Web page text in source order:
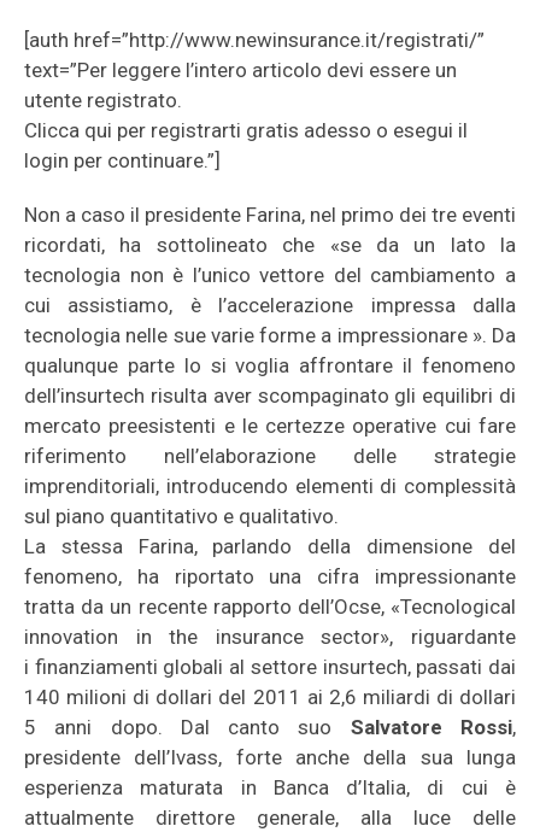
[auth href=”http://www.newinsurance.it/registrati/”
text=”Per leggere l’intero articolo devi essere un
utente registrato.
Clicca qui per registrarti gratis adesso o esegui il
login per continuare.”]
Non a caso il presidente Farina, nel primo dei tre eventi
ricordati, ha sottolineato che «se da un lato la
tecnologia non è l’unico vettore del cambiamento a
cui assistiamo, è l’accelerazione impressa dalla
tecnologia nelle sue varie forme a impressionare ». Da
qualunque parte lo si voglia affrontare il fenomeno
dell’insurtech risulta aver scompaginato gli equilibri di
mercato preesistenti e le certezze operative cui fare
riferimento nell’elaborazione delle strategie
imprenditoriali, introducendo elementi di complessità
sul piano quantitativo e qualitativo.
La stessa Farina, parlando della dimensione del
fenomeno, ha riportato una cifra impressionante
tratta da un recente rapporto dell’Ocse, «Tecnological
innovation in the insurance sector», riguardante
i finanziamenti globali al settore insurtech, passati dai
140 milioni di dollari del 2011 ai 2,6 miliardi di dollari
5 anni dopo. Dal canto suo Salvatore Rossi,
presidente dell’Ivass, forte anche della sua lunga
esperienza maturata in Banca d’Italia, di cui è
attualmente direttore generale, alla luce delle